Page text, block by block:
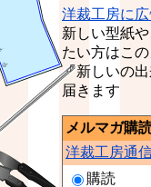
洋裁工房に
新しい型紙
たい方はこ
「新しいの
届きます
メルマガ購
洋裁工房通
購読